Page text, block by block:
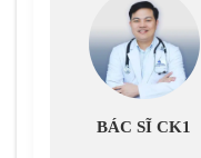
BÁC SĨ CK1